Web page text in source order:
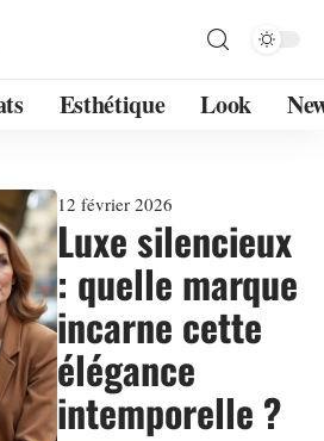
Esthétique Look
12 février 2026
Luxe silencieux
: quelle marque
incarne cette
élégance
intemporelle ?